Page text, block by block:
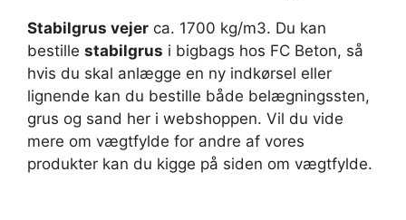
Stabilgrus vejer ca. 1700 kg/m3. Du kan
bestille stabilgrus i bigbags hos FC Beton, så
hvis du skal anlægge en ny indkørsel eller
lignende kan du bestille både belægningssten,
grus og sand her i webshoppen. Vil du vide
mere om vægtfylde for andre af vores
produkter kan du kigge på siden om vægtfylde.